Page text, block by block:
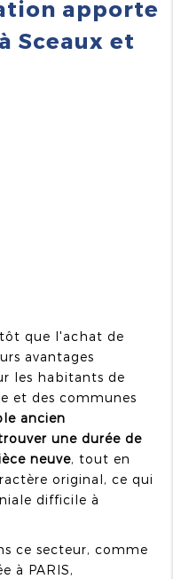
apporte
Sceaux et
que l'achat de
avantages
les habitants de
et des communes
ancien
une durée de
neuve, tout en
original, ce qui
difficile à
ce secteur, comme
à PARIS,